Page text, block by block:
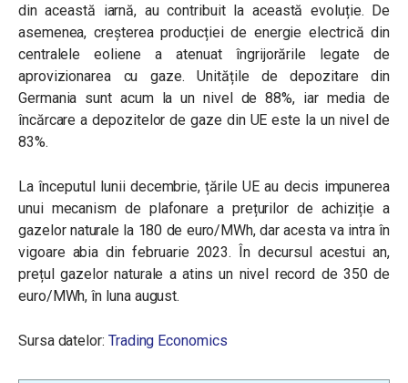
din această iarnă, au contribuit la această evoluție. De
asemenea, creșterea producției de energie electrică din
centralele eoliene a atenuat îngrijorările legate de
aprovizionarea cu gaze. Unitățile de depozitare din
Germania sunt acum la un nivel de 88%, iar media de
încărcare a depozitelor de gaze din UE este la un nivel de
83%.
La începutul lunii decembrie, țările UE au decis impunerea
unui mecanism de plafonare a prețurilor de achiziție a
gazelor naturale la 180 de euro/MWh, dar acesta va intra în
vigoare abia din februarie 2023. În decursul acestui an,
prețul gazelor naturale a atins un nivel record de 350 de
euro/MWh, în luna august.
Sursa datelor: Trading Economics